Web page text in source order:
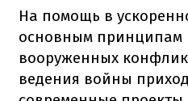
На помощь в
основным принципам
вооруженных
ведения войны